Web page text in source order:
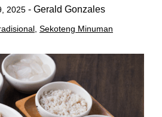
2025 - Gerald Gonzales
, Sekoteng Minuman